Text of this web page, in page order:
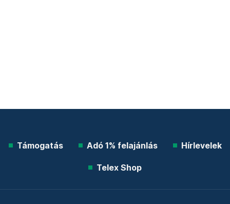
Támogatás Adó 1% felajánlás Hírlevelek
Telex Shop